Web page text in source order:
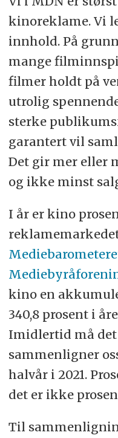
kinoreklame. Vi
innhold. På
mange
filmer holdt på
utrolig
sterke
garantert vil
Det gir mer eller
og ikke minst
I år er kino
kino en
340,8 prosent i
Imidlertid må det
sammenligner
halvår i 2021.
det er ikke
Til